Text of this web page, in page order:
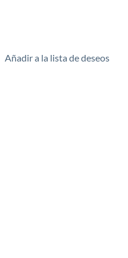
Añadir a la lista de deseos